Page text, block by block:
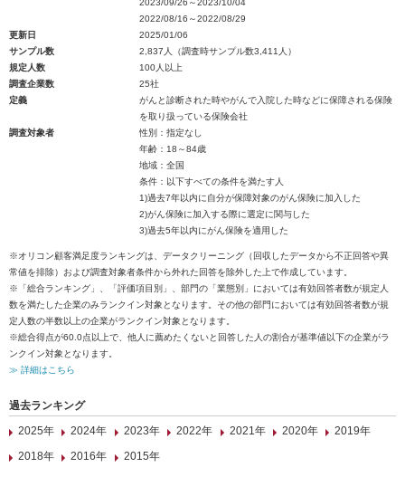
2023/09/26～2023/10/04
2022/08/16～2022/08/29
更新日
2025/01/06
サンプル数
2,837人（調査時サンプル数3,411人）
規定人数
100人以上
調査企業数
25社
定義
がんと診断された時やがんで入院した時などに保障される保険
を取り扱っている保険会社
調査対象者
性別：指定なし
年齢：18～84歳
地域：全国
条件：以下すべての条件を満たす人
1)過去7年以内に自分が保障対象のがん保険に加入した
2)がん保険に加入する際に選定に関与した
3)過去5年以内にがん保険を適用した
※オリコン顧客満足度ランキングは、データクリーニング（回収したデータから不正回答や異
常値を排除）および調査対象者条件から外れた回答を除外した上で作成しています。
※「総合ランキング」、「評価項目別」、部門の「業態別」においては有効回答者数が規定人
数を満たした企業のみランクイン対象となります。その他の部門においては有効回答者数が規
定人数の半数以上の企業がランクイン対象となります。
※総合得点が60.0点以上で、他人に薦めたくないと回答した人の割合が基準値以下の企業がラ
ンクイン対象となります。
≫ 詳細はこちら
過去ランキング
2025年
2024年 2023年 2022年 2021年 2020年
2019年
2018年
2016年 2015年